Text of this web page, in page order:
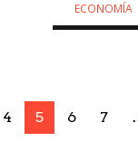
ECONOMÍA
4 5 6 7